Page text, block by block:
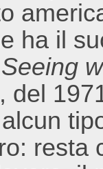
ha il
del
resta